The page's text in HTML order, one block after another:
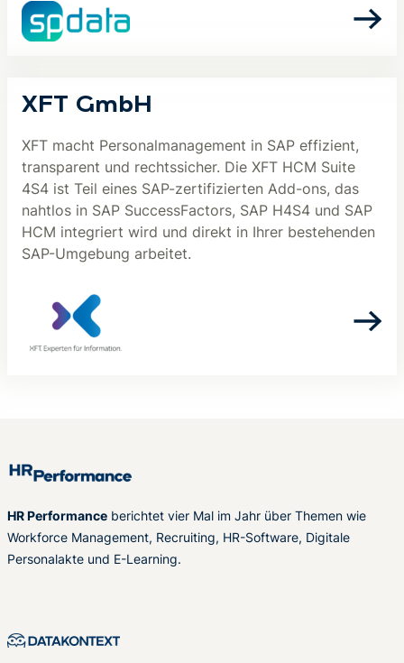
XFT GmbH
XFT macht Personalmanagement in SAP effizient,
transparent und rechtssicher. Die XFT HCM Suite
4S4 ist Teil eines SAP-zertifizierten Add-ons, das
nahtlos in SAP SuccessFactors, SAP H4S4 und SAP
HCM integriert wird und direkt in Ihrer bestehenden
SAP-Umgebung arbeitet.
HR Performance berichtet vier Mal im Jahr über Themen wie
Workforce Management, Recruiting, HR-Software, Digitale
Personalakte und E-Learning.